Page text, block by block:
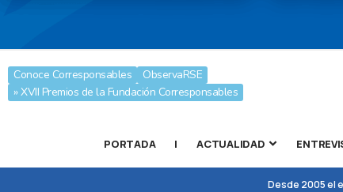
Conoce Corresponsables
ObservaRSE
» XVII Premios de la Fundación Corresponsables
PORTADA | ACTUALIDAD
Desde 2005 el